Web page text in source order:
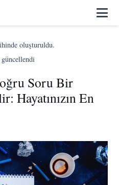
oluşturuldu.
Soru Bir
Hayatınızın En